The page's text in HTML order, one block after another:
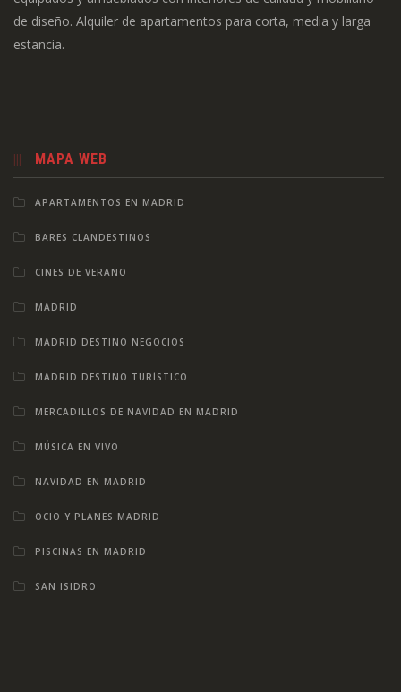
de diseño. Alquiler de apartamentos para corta, media y larga
estancia.
MAPA WEB
APARTAMENTOS EN MADRID
BARES CLANDESTINOS
CINES DE VERANO
MADRID
MADRID DESTINO NEGOCIOS
MADRID DESTINO TURÍSTICO
MERCADILLOS DE NAVIDAD EN MADRID
MÚSICA EN VIVO
NAVIDAD EN MADRID
OCIO Y PLANES MADRID
PISCINAS EN MADRID
SAN ISIDRO